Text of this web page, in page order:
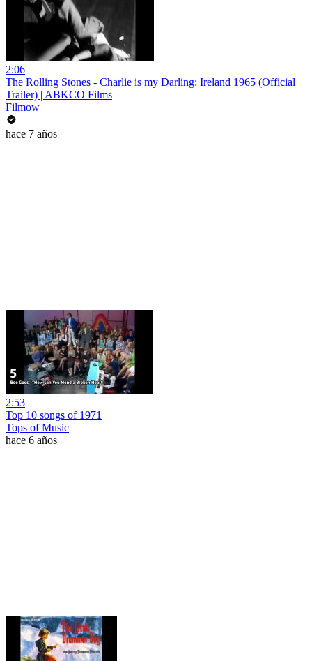
2:06
The Rolling Stones - Charlie is my Darling: Ireland 1965 (Official
Trailer) | ABKCO Films
Filmow
hace 7 años
2:53
Top 10 songs of 1971
Tops of Music
hace 6 años